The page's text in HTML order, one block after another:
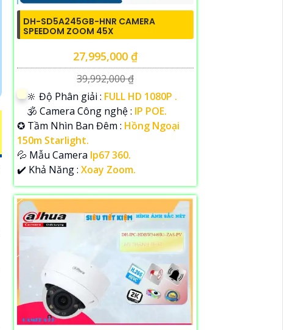
DH-SD5A245GB-HNR CAMERA
SPEEDOM ZOOM 45X
27,995,000 ₫
39,992,000 ₫
🔆 Độ Phân giải : FULL HD 1080P .
🕉️ Camera Công nghệ : IP POE.
✪ Tầm Nhìn Ban Đêm : Hồng Ngoại
150m Starlight.
💦 Mẫu Camera Ip67 360.
️✔️ Khả Năng : Xoay Zoom.